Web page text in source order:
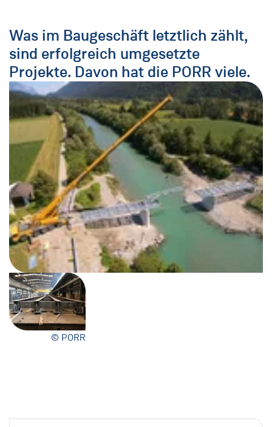
Was im Baugeschäft letztlich zählt,
sind erfolgreich umgesetzte
Projekte. Davon hat die PORR viele.
© PORR